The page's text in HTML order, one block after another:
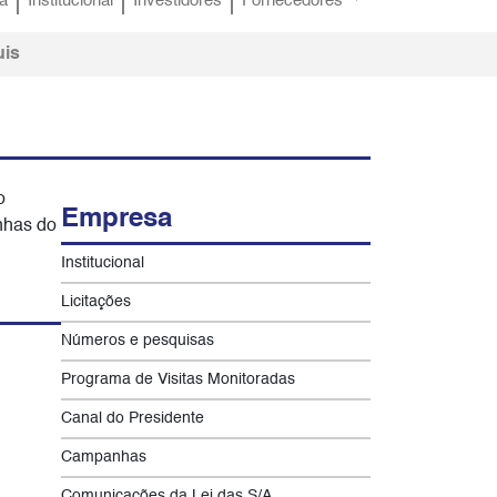
do Empresa
Institucional
Licitações
Números e pesquisas
Programa de Visitas Monitoradas
Canal do Presidente
Campanhas